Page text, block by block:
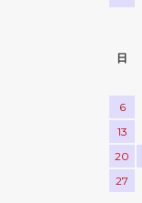
日
6
13
20
27